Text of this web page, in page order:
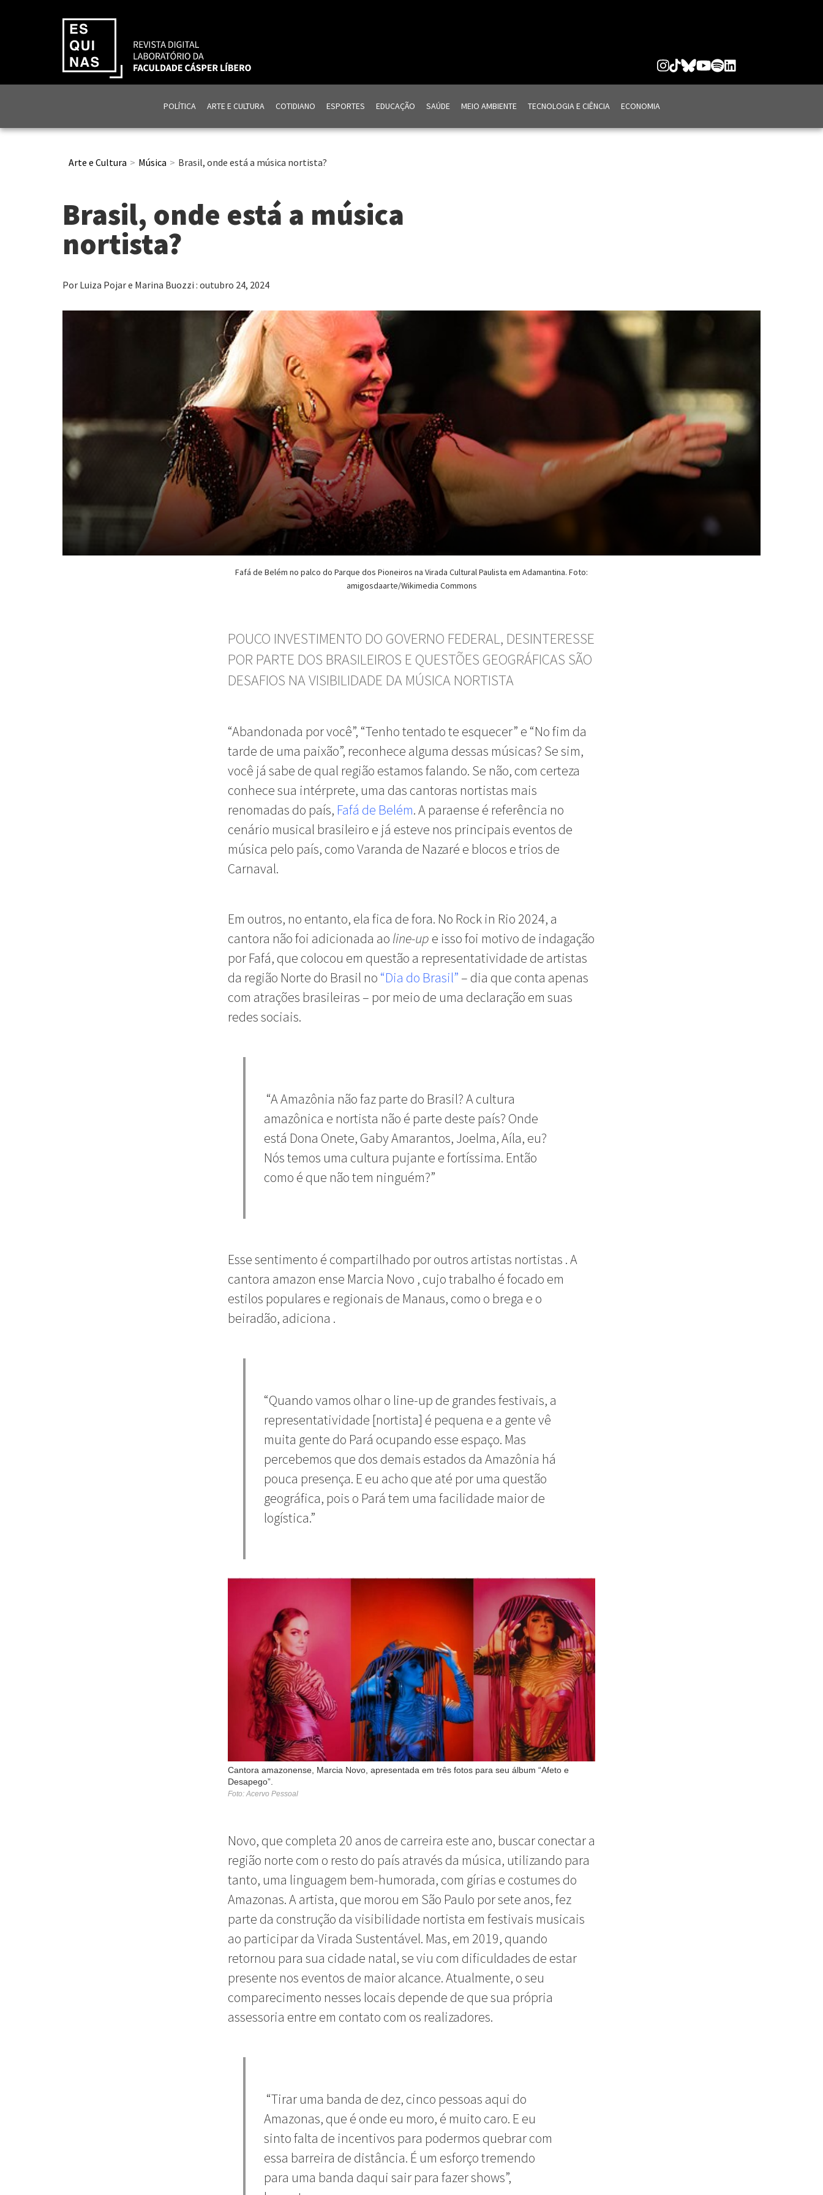
POLÍTICA ARTE E CULTURA COTIDIANO ESPORTES EDUCAÇÃO SAÚDE MEIO AMBIENTE TECNOLOGIA E CIÊNCIA ECONOMIA
Arte e Cultura Música Brasil, onde está a música nortista?
Brasil, onde está a música
nortista?
Por Luiza Pojar e Marina Buozzi : outubro 24, 2024
Fafá de Belém no palco do Parque dos Pioneiros na Virada Cultural Paulista em Adamantina. Foto:
amigosdaarte/Wikimedia Commons
POUCO INVESTIMENTO DO GOVERNO FEDERAL, DESINTERESSE
POR PARTE DOS BRASILEIROS E QUESTÕES GEOGRÁFICAS SÃO
DESAFIOS NA VISIBILIDADE DA MÚSICA NORTISTA
“Abandonada por você”, “Tenho tentado te esquecer” e “No fim da
tarde de uma paixão”, reconhece alguma dessas músicas? Se sim,
você já sabe de qual região estamos falando. Se não, com certeza
conhece sua intérprete, uma das cantoras nortistas mais
renomadas do país, Fafá de Belém. A paraense é referência no
cenário musical brasileiro e já esteve nos principais eventos de
música pelo país, como Varanda de Nazaré e blocos e trios de
Carnaval.
Em outros, no entanto, ela fica de fora. No Rock in Rio 2024, a
cantora não foi adicionada ao line-up e isso foi motivo de indagação
por Fafá, que colocou em questão a representatividade de artistas
da região Norte do Brasil no “Dia do Brasil” – dia que conta apenas
com atrações brasileiras – por meio de uma declaração em suas
redes sociais.
“A Amazônia não faz parte do Brasil? A cultura
amazônica e nortista não é parte deste país? Onde
está Dona Onete, Gaby Amarantos, Joelma, Aíla, eu?
Nós temos uma cultura pujante e fortíssima. Então
como é que não tem ninguém?”
Esse sentimento é compartilhado por outros artistas nortistas .A
cantora amazon ense Marcia Novo , cujo trabalho é focado em
estilos populares e regionais de Manaus, como o brega e o
beiradão, adiciona .
“Quando vamos olhar o line-up de grandes festivais, a
representatividade [nortista] é pequena e a gente vê
muita gente do Pará ocupando esse espaço. Mas
percebemos que dos demais estados da Amazônia há
pouca presença. E eu acho que até por uma questão
geográfica, pois o Pará tem uma facilidade maior de
logística.”
Cantora amazonense, Marcia Novo, apresentada em três fotos para seu álbum “Afeto e
Desapego”.
Foto: Acervo Pessoal
Novo, que completa 20 anos de carreira este ano, buscar conectar a
região norte com o resto do país através da música, utilizando para
tanto, uma linguagem bem-humorada, com gírias e costumes do
Amazonas.A artista, que morou em São Paulo por sete anos, fez
parte da construção da visibilidade nortista em festivais musicais
ao participar da Virada Sustentável. Mas, em 2019, quando
retornou para sua cidade natal, se viu com dificuldades de estar
presente nos eventos de maior alcance. Atualmente, o seu
comparecimento nesses locais depende de que sua própria
assessoria entre em contato com os realizadores.
“Tirar uma banda de dez, cinco pessoas aqui do
Amazonas, que é onde eu moro, é muito caro. E eu
sinto falta de incentivos para podermos quebrar com
essa barreira de distância. É um esforço tremendo
para uma banda daqui sair para fazer shows”,